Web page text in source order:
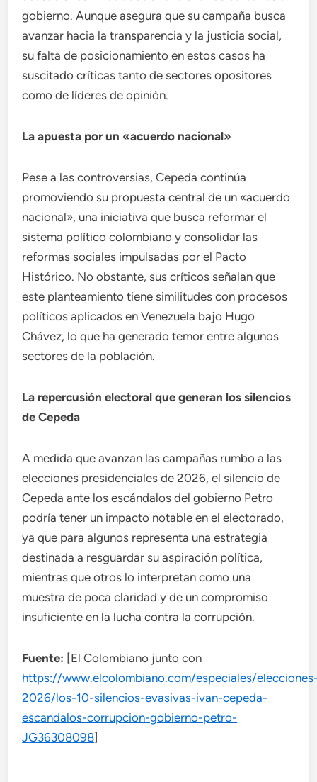
gobierno. Aunque asegura que su campaña busca
avanzar hacia la transparencia y la justicia social,
su falta de posicionamiento en estos casos ha
suscitado críticas tanto de sectores opositores
como de líderes de opinión.
La apuesta por un «acuerdo nacional»
Pese a las controversias, Cepeda continúa
promoviendo su propuesta central de un «acuerdo
nacional», una iniciativa que busca reformar el
sistema político colombiano y consolidar las
reformas sociales impulsadas por el Pacto
Histórico. No obstante, sus críticos señalan que
este planteamiento tiene similitudes con procesos
políticos aplicados en Venezuela bajo Hugo
Chávez, lo que ha generado temor entre algunos
sectores de la población.
La repercusión electoral que generan los silencios
de Cepeda
A medida que avanzan las campañas rumbo a las
elecciones presidenciales de 2026, el silencio de
Cepeda ante los escándalos del gobierno Petro
podría tener un impacto notable en el electorado,
ya que para algunos representa una estrategia
destinada a resguardar su aspiración política,
mientras que otros lo interpretan como una
muestra de poca claridad y de un compromiso
insuficiente en la lucha contra la corrupción.
Fuente: [El Colombiano junto con
https://www.elcolombiano.com/especiales/
2026/los-10-silencios-evasivas-ivan-cepeda-
escandalos-corrupcion-gobierno-petro-
JG36308098]